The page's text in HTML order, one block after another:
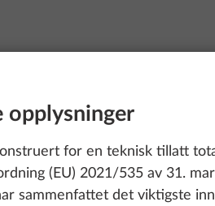
Det
Vær
andre serier
opplysninger
for en teknisk tillatt
(EU) 2021/535 av 31.
sammenfattet det viktigste